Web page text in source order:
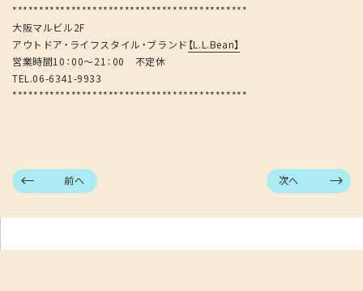
********************************************
大阪マルビル2F
アウトドア・ライフスタイル・ブランド 【L.L.Bean】
営業時間10：00～21：00 不定休
TEL.06-6341-9933
********************************************
前へ 次へ